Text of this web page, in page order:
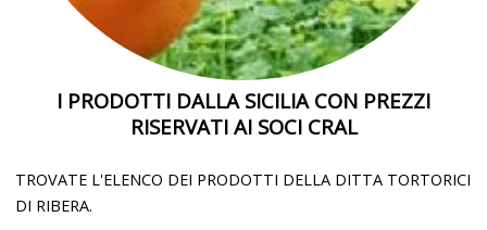
I PRODOTTI DALLA SICILIA CON PREZZI
RISERVATI AI SOCI CRAL
TROVATE L'ELENCO DEI PRODOTTI DELLA DITTA TORTORICI
DI RIBERA.